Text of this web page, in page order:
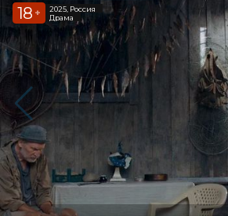
18 +
2025, Россия
Драма